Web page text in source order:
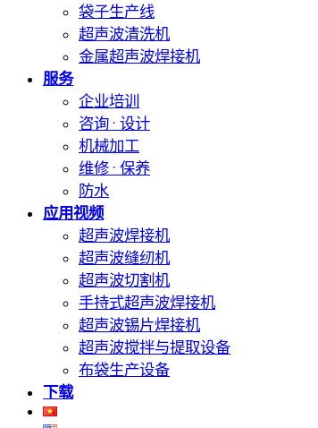
袋子生产线
超声波清洗机
金属超声波焊接机
服务
企业培训
咨询 · 设计
机械加工
维修 · 保养
防水
应用视频
超声波焊接机
超声波缝纫机
超声波切割机
手持式超声波焊接机
超声波锡片焊接机
超声波搅拌与提取设备
布袋生产设备
下载